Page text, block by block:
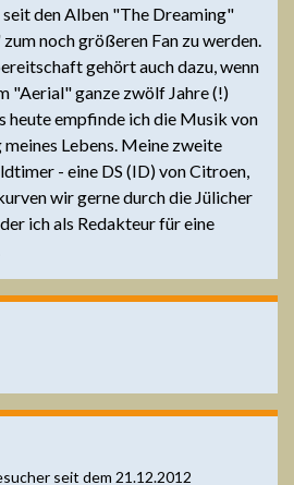
seit den Alben "The Dreaming"
noch größeren Fan zu werden.
gehört auch dazu, wenn
"Aerial" ganze zwölf Jahre (!)
heute empfinde ich die Musik von
Lebens. Meine zweite
- eine DS (ID) von Citroen,
wir gerne durch die Jülicher
ich als Redakteur für eine
seit dem 21.12.2012